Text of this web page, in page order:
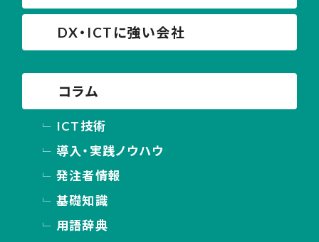
DX・ICTに強い会社
コラム
ICT技術
導入・実践ノウハウ
発注者情報
基礎知識
用語辞典